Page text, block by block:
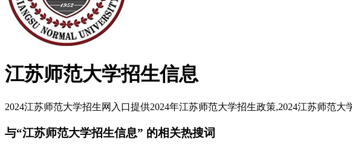
江苏师范大学招生信息
2024江苏师范大学招生网入口提供2024年江苏师范大学招生政策,2024江苏师范
与“江苏师范大学招生信息” 的相关热搜词